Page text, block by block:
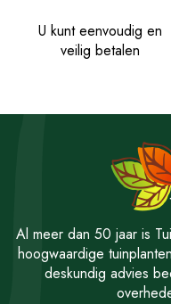
U kunt eenvoudig en
veilig betalen
Al meer dan 50 jaar is
hoogwaardige
deskundig advies